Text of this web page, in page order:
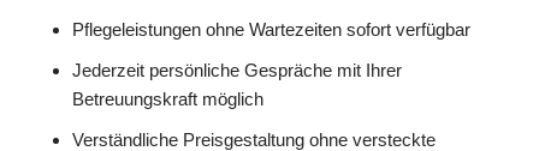
Pflegeleistungen ohne Wartezeiten sofort verfügbar
Jederzeit persönliche Gespräche mit Ihrer
Betreuungskraft möglich
Verständliche Preisgestaltung ohne versteckte